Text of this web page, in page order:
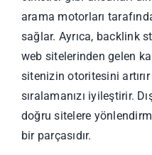
arama motorları
sağlar. Ayrıca, backlink
web sitelerinden gelen
sitenizin otoritesini
sıralamanızı iyileştirir.
doğru sitelere
bir parçasıdır.